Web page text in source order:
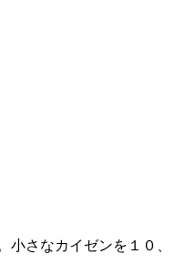
さなカイゼンを１０、